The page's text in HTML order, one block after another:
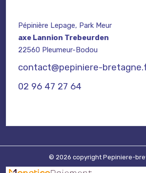
Pépinière Lepage, Park Meur
axe Lannion Trebeurden
22560 Pleumeur-Bodou
contact@pepiniere-
02 96 47 27 64
© 2026 copyright Pepiniere-